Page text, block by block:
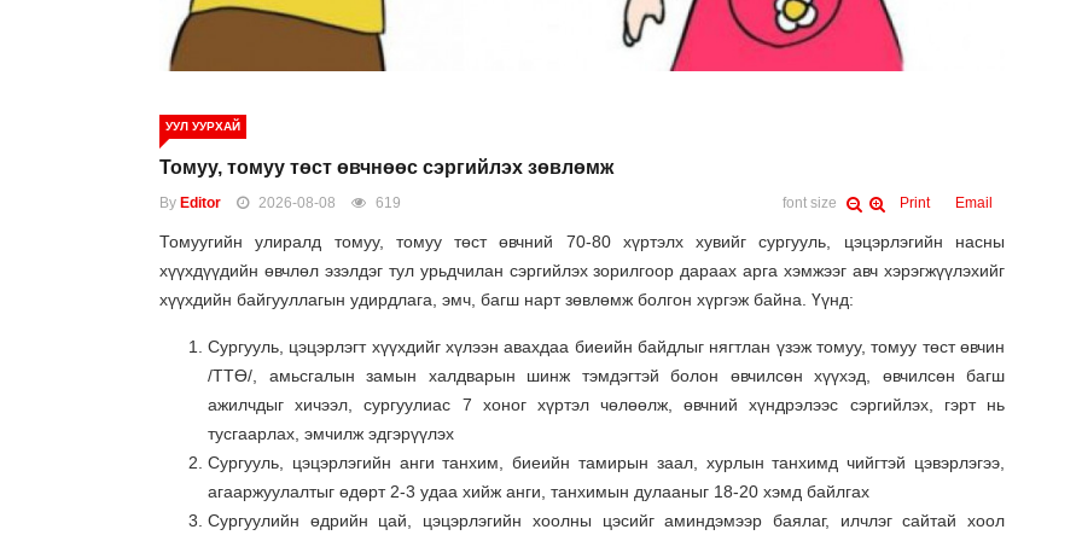
УУЛ УУРХАЙ
Томуу, томуу төст өвчнөөс сэргийлэх зөвлөмж
By Editor 2026-08-08 619 font size Print Email
Томуугийн улиралд томуу, томуу төст өвчний 70-80 хүртэлх хувийг сургууль, цэцэрлэгийн насны
хүүхдүүдийн өвчлөл эзэлдэг тул урьдчилан сэргийлэх зорилгоор дараах арга хэмжээг авч хэрэгжүүлэхийг
хүүхдийн байгууллагын удирдлага, эмч, багш нарт зөвлөмж болгон хүргэж байна. Үүнд:
Сургууль, цэцэрлэгт хүүхдийг хүлээн авахдаа биеийн байдлыг нягтлан үзэж томуу, томуу төст өвчин
/ТТӨ/, амьсгалын замын халдварын шинж тэмдэгтэй болон өвчилсөн хүүхэд, өвчилсөн багш
ажилчдыг хичээл, сургуулиас 7 хоног хүртэл чөлөөлж, өвчний хүндрэлээс сэргийлэх, гэрт нь
тусгаарлах, эмчилж эдгэрүүлэх
Сургууль, цэцэрлэгийн анги танхим, биеийн тамирын заал, хурлын танхимд чийгтэй цэвэрлэгээ,
агааржуулалтыг өдөрт 2-3 удаа хийж анги, танхимын дулааныг 18-20 хэмд байлгах
Сургуулийн өдрийн цай, цэцэрлэгийн хоолны цэсийг аминдэмээр баялаг, илчлэг сайтай хоол